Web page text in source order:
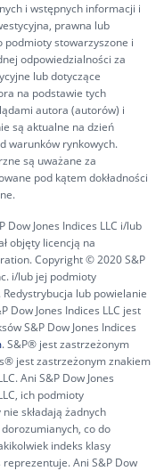
i wstępnych informacji i
prawna lub
podmioty stowarzyszone i
odpowiedzialności za
lub dotyczące
na podstawie tych
autora (autorów) i
są aktualne na dzień
warunków rynkowych.
są uważane za
pod kątem dokładności
Dow Jones Indices LLC i/lub
objęty licencją na
Copyright © 2020 S&P
i/lub jej podmioty
lub powielanie
Dow Jones Indices LLC jest
S&P Dow Jones Indices
. S&P® jest zastrzeżonym
jest zastrzeżonym znakiem
Ani S&P Dow Jones
ich podmioty
składają żadnych
co do
indeks klasy
Ani S&P Dow